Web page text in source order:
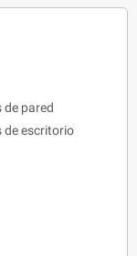
pared
de escritorio